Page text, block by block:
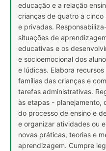
educação e a relação
crianças de quatro a
e privadas.
situações de
educativas e os
e socioemocional dos
e lúdicas. Elabora
famílias das crianças e
tarefas administrativas.
às etapas - planejamento,
do processo de ensino e
e organizar atividades ou
novas práticas, teorias e
aprendizagem. Cumpre